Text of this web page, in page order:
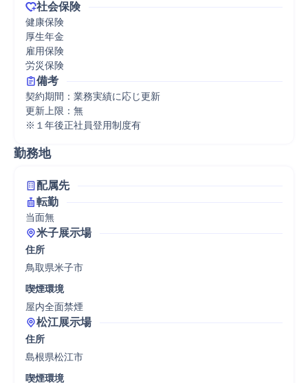
社会保険
健康保険
厚生年金
雇用保険
労災保険
備考
契約期間：業務実績に応じ更新
更新上限：無
※１年後正社員登用制度有
勤務地
配属先
転勤
当面無
米子展示場
住所
鳥取県米子市
喫煙環境
屋内全面禁煙
松江展示場
住所
島根県松江市
喫煙環境